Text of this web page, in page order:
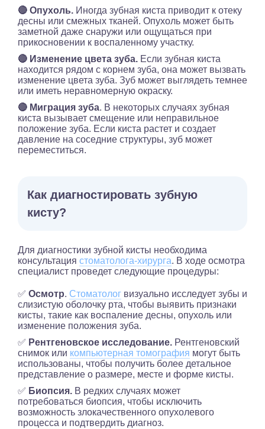
🔴 Опухоль. Иногда зубная киста приводит к отеку
десны или смежных тканей. Опухоль может быть
заметной даже снаружи или ощущаться при
прикосновении к воспаленному участку.
🔴 Изменение цвета зуба. Если зубная киста
находится рядом с корнем зуба, она может вызвать
изменение цвета зуба. Зуб может выглядеть темнее
или иметь неравномерную окраску.
🔴 Миграция зуба. В некоторых случаях зубная
киста вызывает смещение или неправильное
положение зуба. Если киста растет и создает
давление на соседние структуры, зуб может
переместиться.
Как диагностировать зубную
кисту?
Для диагностики зубной кисты необходима
консультация стоматолога-хирурга. В ходе осмотра
специалист проведет следующие процедуры:
✅ Осмотр. Стоматолог визуально исследует зубы и
слизистую оболочку рта, чтобы выявить признаки
кисты, такие как воспаление десны, опухоль или
изменение положения зуба.
✅ Рентгеновское исследование. Рентгеновский
снимок или компьютерная томография могут быть
использованы, чтобы получить более детальное
представление о размере, месте и форме кисты.
✅ Биопсия. В редких случаях может
потребоваться биопсия, чтобы исключить
возможность злокачественного опухолевого
процесса и подтвердить диагноз.